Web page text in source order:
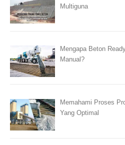
Multiguna
Mengapa Beton
Manual?
Memahami Proses
Yang Optimal